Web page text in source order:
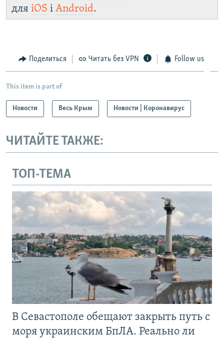
для iOS і Android.
Поделиться Читать без VPN Follow us
This item is part of
Новости Весь Крым Новости | Коронавирус
ЧИТАЙТЕ ТАКЖЕ:
ТОП-ТЕМА
В Севастополе обещают закрыть путь с
моря украинским БпЛА. Реально ли